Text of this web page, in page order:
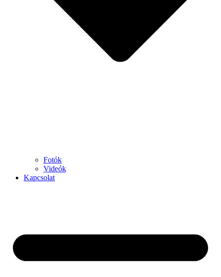
Fotók
Videók
Kapcsolat